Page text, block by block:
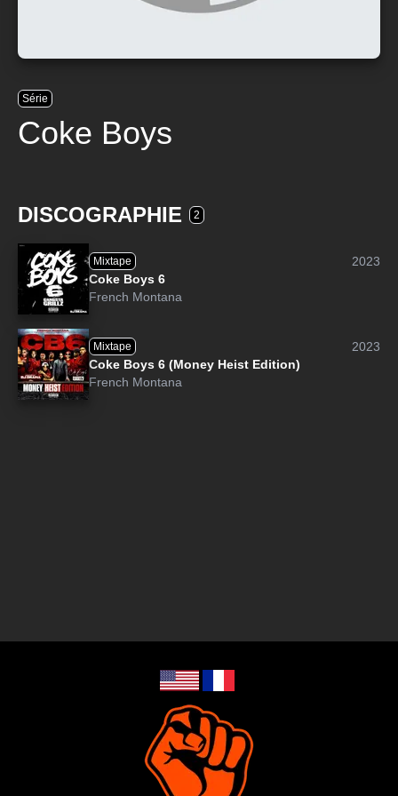
Série
Coke Boys
DISCOGRAPHIE 2
Mixtape
2023
Coke Boys 6
French Montana
Mixtape
2023
Coke Boys 6 (Money Heist Edition)
French Montana